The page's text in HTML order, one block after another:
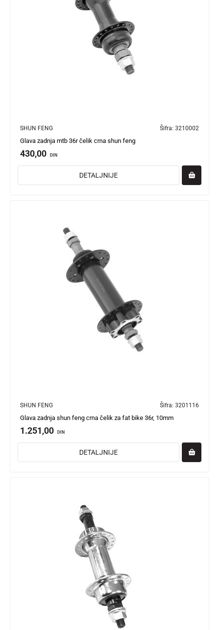
SHUN FENG Šifra: 3210002
Glava zadnja mtb 36r čelik crna shun feng
430,00 DIN
DETALJNIJE
SHUN FENG Šifra: 3201116
Glava zadnja shun feng crna čelik za fat bike 36r, 10mm
1.251,00 DIN
DETALJNIJE